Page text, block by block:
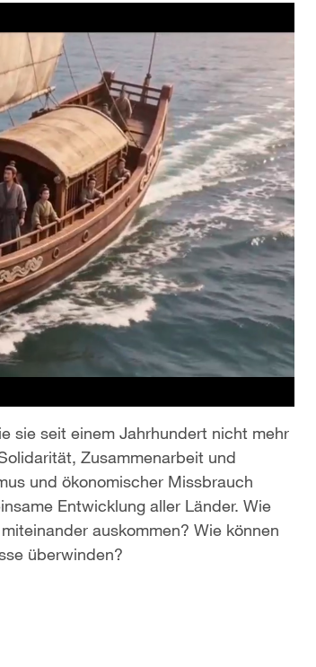
sie seit einem Jahrhundert nicht mehr
Zusammenarbeit und
und ökonomischer Missbrauch
Entwicklung aller Länder. Wie
auskommen? Wie können
überwinden?